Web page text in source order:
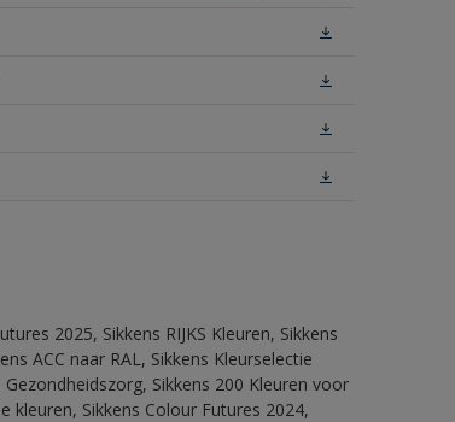
2025, Sikkens RIJKS Kleuren, Sikkens
ACC naar RAL, Sikkens Kleurselectie
Sikkens 200 Kleuren voor
kleuren, Sikkens Colour Futures 2024,